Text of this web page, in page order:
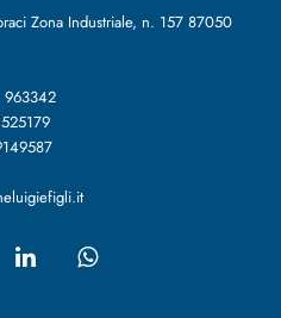
Zona Industriale, n. 157 87050